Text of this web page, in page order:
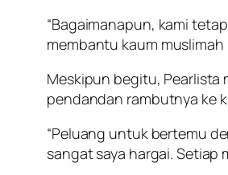
“Bagaimanapun, kami
membantu kaum
Meskipun begitu, Pearlista
pendandan rambutnya ke
“Peluang untuk bertemu
sangat saya hargai. Setiap